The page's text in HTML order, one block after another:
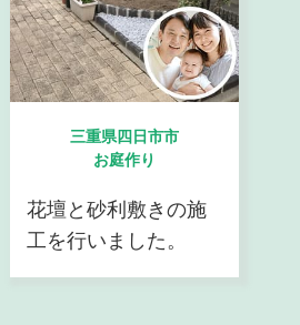
三重県四日市市
お庭作り
花壇と砂利敷きの施
工を行いました。